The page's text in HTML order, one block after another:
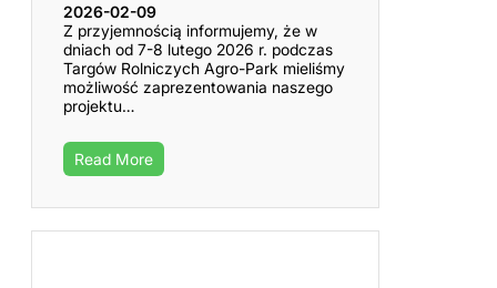
2026-02-09
Z przyjemnością informujemy, że w
dniach od 7-8 lutego 2026 r. podczas
Targów Rolniczych Agro-Park mieliśmy
możliwość zaprezentowania naszego
projektu…
Read More